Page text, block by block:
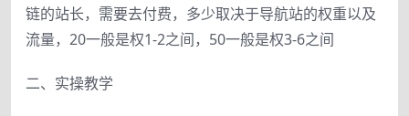
链的站长，需要去付费，多少取决于导航站的权重以及
流量，20一般是权1-2之间，50一般是权3-6之间
二、实操教学